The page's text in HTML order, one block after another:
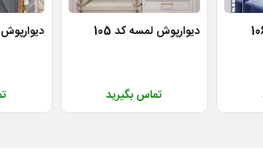
دیوارپوش لمسه کد 105
تماس بگیرید
دیوارپوش